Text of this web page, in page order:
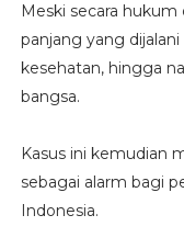
Meski secara hukum
panjang yang
kesehatan, hingga
bangsa.
Kasus ini kemudian
sebagai alarm bagi
Indonesia.